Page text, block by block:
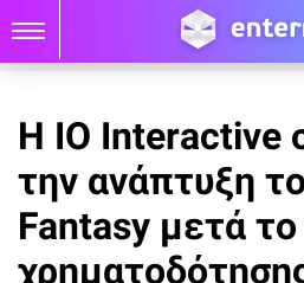
Η IO Interactive
την ανάπτυξη
Fantasy μετά